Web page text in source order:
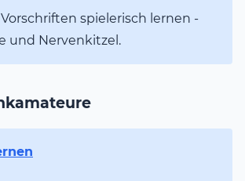
spielerisch lernen -
und Nervenkitzel.